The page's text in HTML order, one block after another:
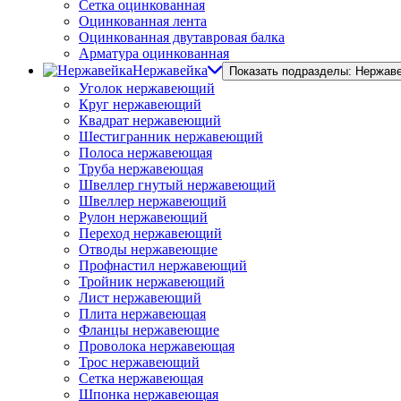
Сетка оцинкованная
Оцинкованная лента
Оцинкованная двутавровая балка
Арматура оцинкованная
Нержавейка
Показать подразделы:
Уголок нержавеющий
Круг нержавеющий
Квадрат нержавеющий
Шестигранник нержавеющий
Полоса нержавеющая
Труба нержавеющая
Швеллер гнутый нержавеющий
Швеллер нержавеющий
Рулон нержавеющий
Переход нержавеющий
Отводы нержавеющие
Профнастил нержавеющий
Тройник нержавеющий
Лист нержавеющий
Плита нержавеющая
Фланцы нержавеющие
Проволока нержавеющая
Трос нержавеющий
Сетка нержавеющая
Шпонка нержавеющая